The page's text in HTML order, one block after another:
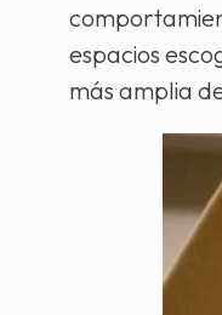
espacios
más amplia